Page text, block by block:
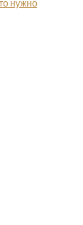
нужно